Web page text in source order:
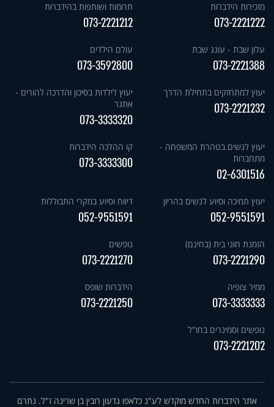
מזכירות הידברות
073-2221222
תרומות ושותפות בהידברות
073-2221212
עלון שבת - עונג שבת
073-2221388
עולם הילדים
073-3592800
יעוץ למתחזקים בתחילת הדרך
073-2221232
יעוץ לילדות בסיכון והדרכה להורים -
אתגר
073-3333320
יעוץ לנשים בטהרת המשפחה -
מתחברות
02-6301516
קו ההלכה הידברות
073-3333300
יעוץ תמיכה וסיוע לנשים בהריון
052-9551591
דיווח וסיוע במקרי התבוללות
052-9551591
הזמנת חוגי בית (בחינם)
073-2221290
נופשים
073-2221270
ממיר צופיה
073-3333333
הידברות שופס
073-2221250
נופשים וסמינרים בחו"ל
073-2221202
אתר הידברות החדש מוקדש לע"נ כלאפו גדעון רובין בן שרינה ז"ל. נתרם